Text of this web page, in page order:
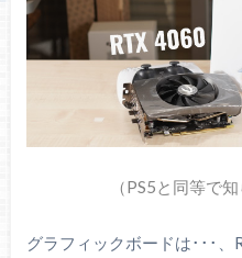
（PS5と同等で
グラフィックボードは･･･